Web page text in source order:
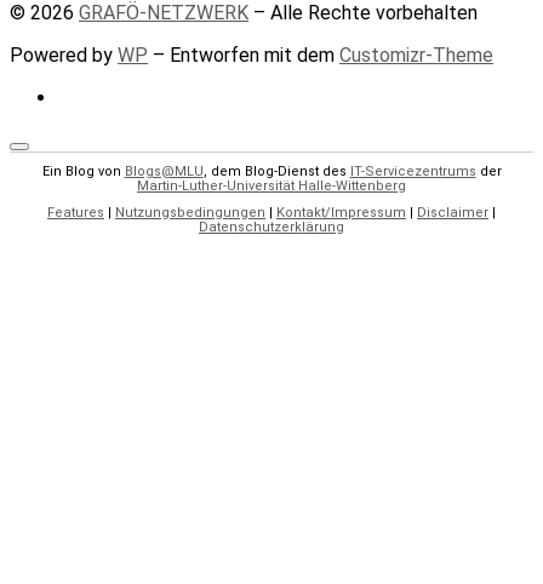
© 2026 GRAFÖ-NETZWERK – Alle Rechte vorbehalten
Powered by WP – Entworfen mit dem Customizr-Theme
Ein Blog von Blogs@MLU, dem Blog-Dienst des IT-Servicezentrums der
Martin-Luther-Universität Halle-Wittenberg
Features
Nutzungsbedingungen Kontakt/Impressum Disclaimer
Datenschutzerklärung